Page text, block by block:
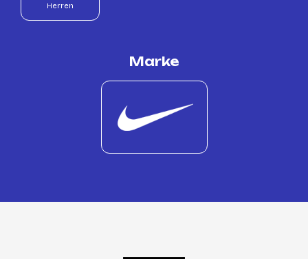
Herren
Marke